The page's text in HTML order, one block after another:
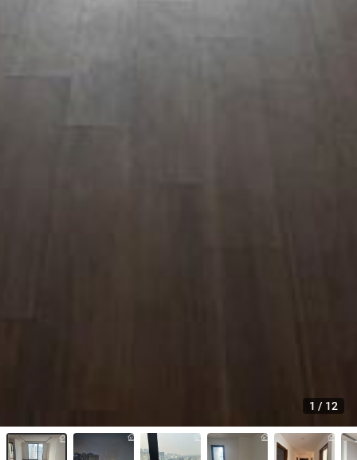
1 / 12